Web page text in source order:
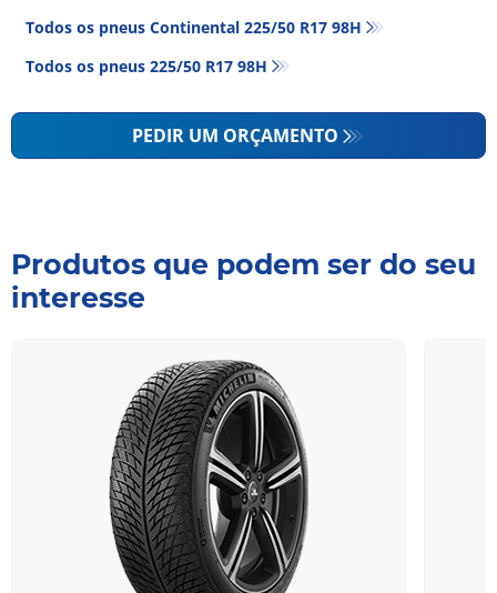
Todos os pneus Continental 225/50 R17 98H
Todos os pneus‎ 225/50 R17 98H
PEDIR UM ORÇAMENTO
Produtos que podem ser do seu
interesse